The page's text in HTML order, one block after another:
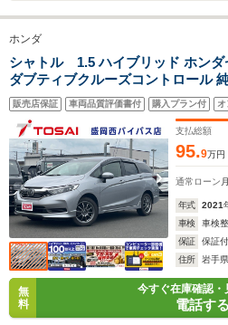
ホンダ
シャトル 1.5 ハイブリッド ホン
ダブティブクルーズコントロール
スター付オートエアコン コンフォ
社外16インチアルミホイール スマ
バー加飾付ウレタンステアリング
販売店保証 車両品質評価書付 購入プラン付
支払総額
95.9万円
通常ローン
年式 2021
車検
車検
保証
保証付
住所
岩手
無
料
今すぐ在庫確認・
電話する